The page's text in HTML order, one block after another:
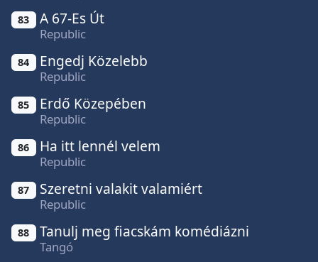
83 A 67-Es Út
Republic
84 Engedj Közelebb
Republic
85 Erdő Közepében
Republic
86 Ha itt lennél velem
Republic
87 Szeretni valakit valamiért
Republic
88 Tanulj meg fiacskám komédiázni
Tangó